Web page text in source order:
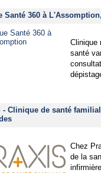
Santé 360 à
Clinique
santé
- Clinique de santé
Chez
de la